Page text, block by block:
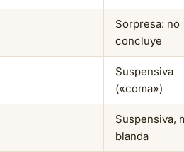
Sorpresa: no
concluye
Suspensiva
(«coma»)
Suspensiva,
blanda